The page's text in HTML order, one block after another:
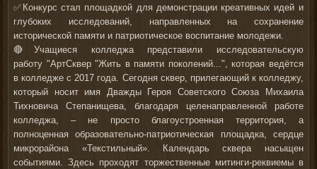
✅Конкурс стал площадкой для демонстрации креативных идей и
глубоких исследований, направленных на сохранение
исторической памяти и патриотическое воспитание молодежи.
🔴Учащиеся колледжа представили исследовательскую
работу "АртСквер "Жить в памяти поколений...", которая ведётся
в колледже с 2017 года. Сегодня сквер, прилегающий к колледжу,
который носит имя Дважды Героя Советского Союза Михаила
Тихновича Степанищева, благодаря целенаправленной работе
колледжа, – не просто благоустроенная территория, а
полноценная образовательно-патриотическая площадка, сердце
микрорайона «Текстильный». Календарь сквера насыщен
событиями. Здесь проходят торжественные митинги-реквиемы в